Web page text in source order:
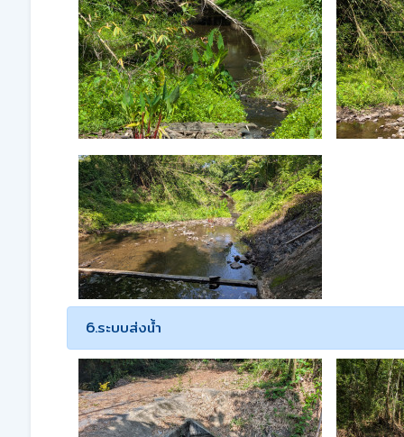
6.ระบบส่งน้ำ